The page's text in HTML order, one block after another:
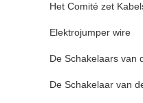
Het Comité zet
Elektrojumper wire
De Schakelaars van
De Schakelaar van